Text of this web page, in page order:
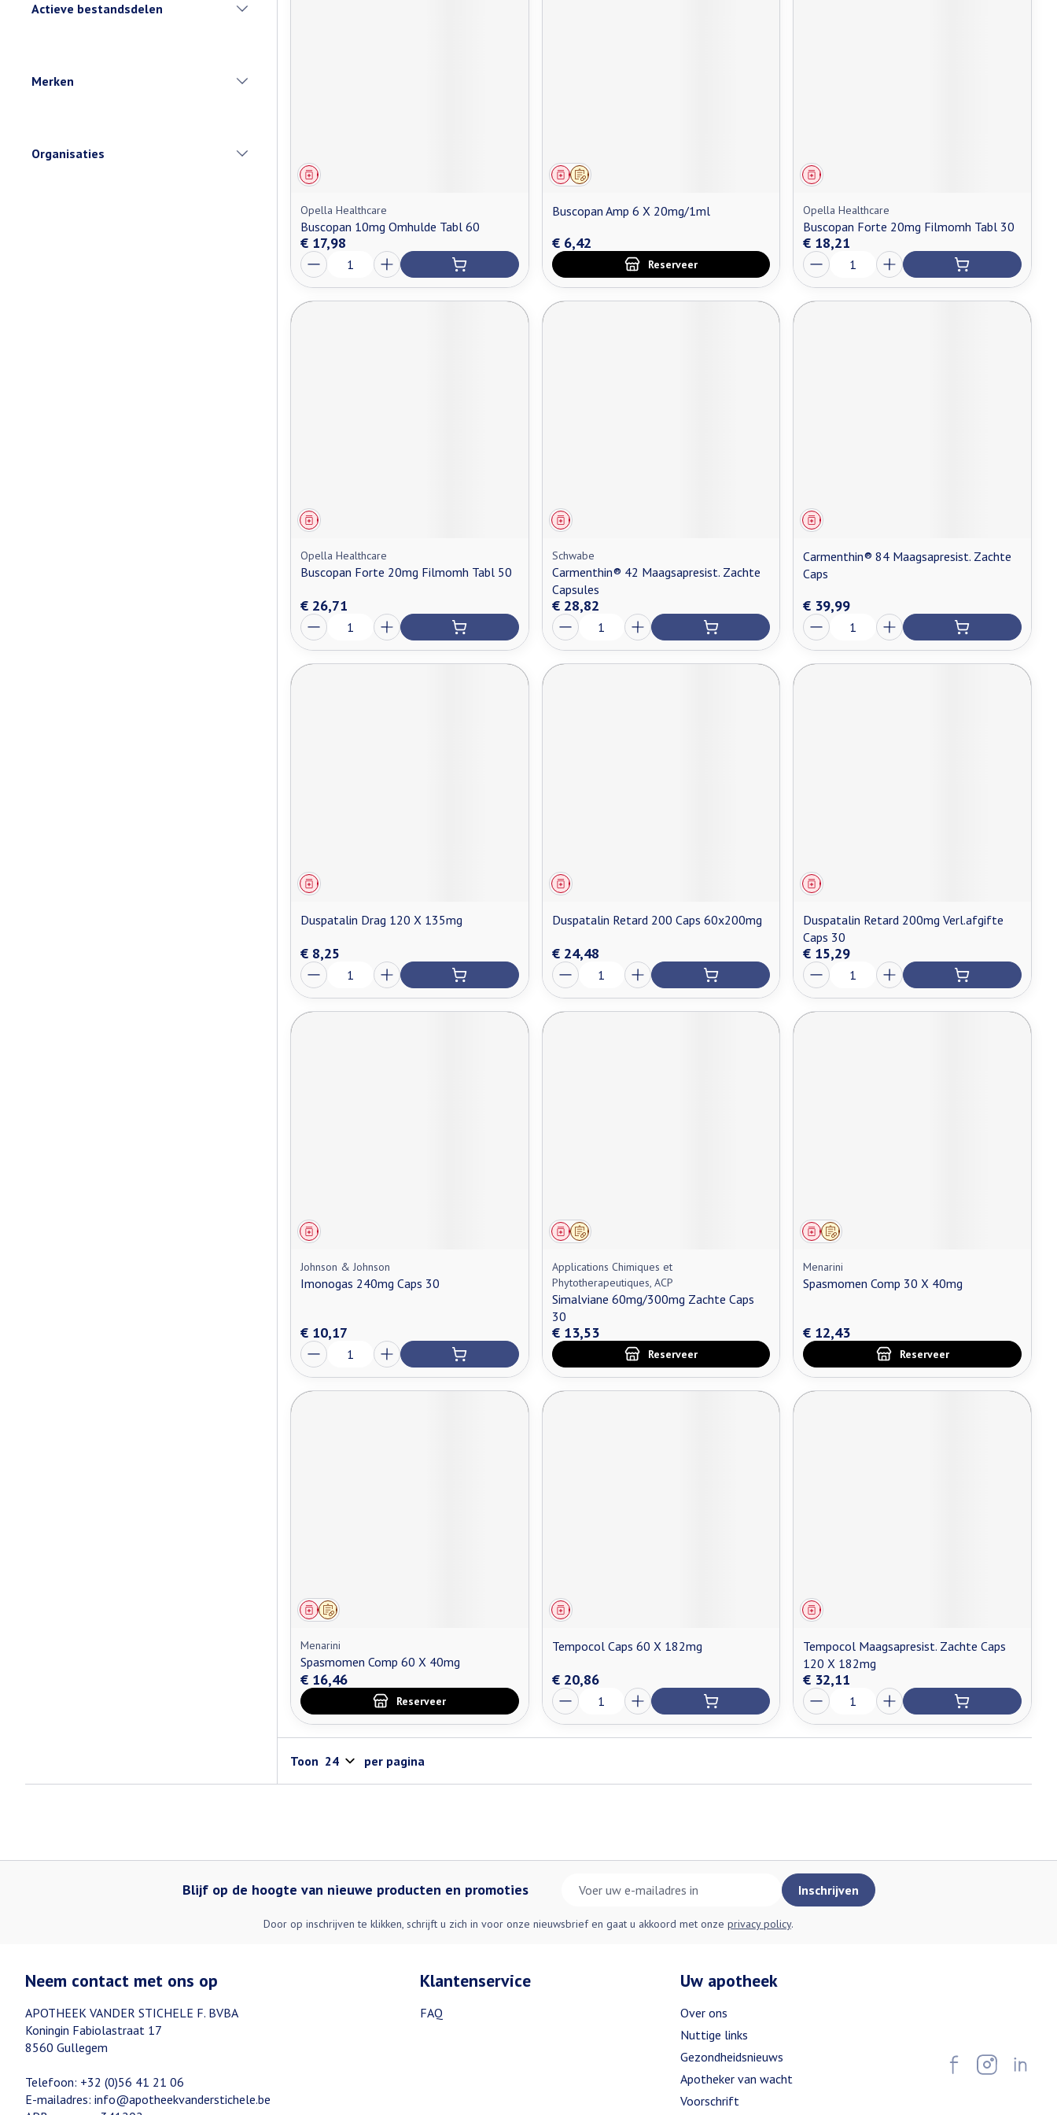
Actieve bestandsdelen
Merken
Organisaties
Geneesmiddel
Opella Healthcare
Buscopan 10mg Omhulde Tabl 60
€ 17,98
Aantal
Op voorschrift
Geneesmiddel
Buscopan Amp 6 X 20mg/1ml
€ 6,42
Reserveer
Geneesmiddel
Opella Healthcare
Buscopan Forte 20mg Filmomh Tabl 30
€ 18,21
Aantal
Geneesmiddel
Opella Healthcare
Buscopan Forte 20mg Filmomh Tabl 50
€ 26,71
Aantal
Geneesmiddel
Schwabe
Carmenthin® 42 Maagsapresist. Zachte
Capsules
€ 28,82
Aantal
Geneesmiddel
Carmenthin® 84 Maagsapresist. Zachte
Caps
€ 39,99
Aantal
Geneesmiddel
Duspatalin Drag 120 X 135mg
€ 8,25
Aantal
Geneesmiddel
Duspatalin Retard 200 Caps 60x200mg
€ 24,48
Aantal
Geneesmiddel
Duspatalin Retard 200mg Verl.afgifte
Caps 30
€ 15,29
Aantal
Geneesmiddel
Johnson & Johnson
Imonogas 240mg Caps 30
€ 10,17
Aantal
Op voorschrift
Geneesmiddel
Applications Chimiques et
Phytotherapeutiques, ACP
Simalviane 60mg/300mg Zachte Caps
30
€ 13,53
Reserveer
Op voorschrift
Geneesmiddel
Menarini
Spasmomen Comp 30 X 40mg
€ 12,43
Reserveer
Op voorschrift
Geneesmiddel
Menarini
Spasmomen Comp 60 X 40mg
€ 16,46
Reserveer
Geneesmiddel
Tempocol Caps 60 X 182mg
€ 20,86
Aantal
Geneesmiddel
Tempocol Maagsapresist. Zachte Caps
120 X 182mg
€ 32,11
Aantal
Toon per pagina
Blijf op de hoogte van nieuwe producten en promoties Inschrijven
Door op inschrijven te klikken, schrijft u zich in voor onze nieuwsbrief en gaat u akkoord met onze privacy policy.
Neem contact met ons op
APOTHEEK VANDER STICHELE F. BVBA
Koningin Fabiolastraat 17
8560 Gullegem
Telefoon: +32 (0)56 41 21 06
E-mailadres: info@apotheekvanderstichele.be
Klantenservice
FAQ
Uw apotheek
Over ons
Nuttige links
Gezondheidsnieuws
Apotheker van wacht
Voorschrift